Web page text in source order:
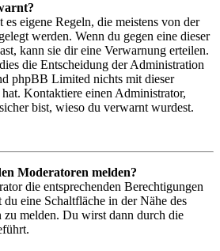
eigene Regeln, die meistens von der
werden. Wenn du gegen eine dieser
kann sie dir eine Verwarnung erteilen.
die Entscheidung der Administration
phpBB Limited nichts mit dieser
Kontaktiere einen Administrator,
bist, wieso du verwarnt wurdest.
Moderatoren melden?
die entsprechenden Berechtigungen
du eine Schaltfläche in der Nähe des
zu melden. Du wirst dann durch die